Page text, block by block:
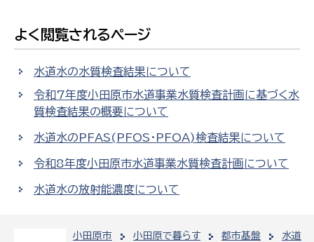
小田原市 小田原で暮らす 都市基盤
水道
よく閲覧されるページ
水道水の水質検査結果について
令和7年度小田原市水道事業水質検査計画に基づく水
質検査結果の概要について
水道水のPFAS(PFOS・PFOA)検査結果について
令和8年度小田原市水道事業水質検査計画について
水道水の放射能濃度について